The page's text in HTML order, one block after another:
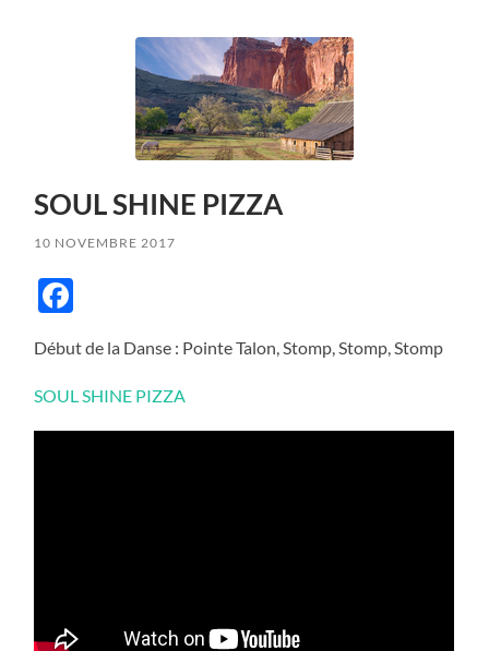
SOUL SHINE PIZZA
10 NOVEMBRE 2017
Début de la Danse : Pointe Talon, Stomp, Stomp, Stomp
SOUL SHINE PIZZA